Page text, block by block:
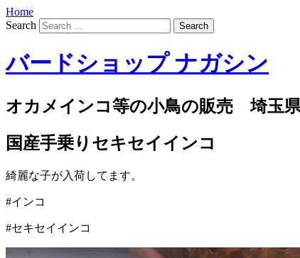
Home
Search
バードショップ ナガシン
オカメインコ等の小鳥の販売 埼玉
国産手乗りセキセイインコ
綺麗な子が入荷してます。
#インコ
#セキセイインコ